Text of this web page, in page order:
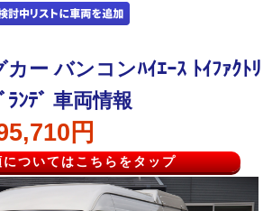
ー バンコンﾊｲｴｰｽ ﾄｲﾌｧｸﾄﾘ
ﾗﾝﾃﾞ 車両情報
円
についてはこちらをタップ